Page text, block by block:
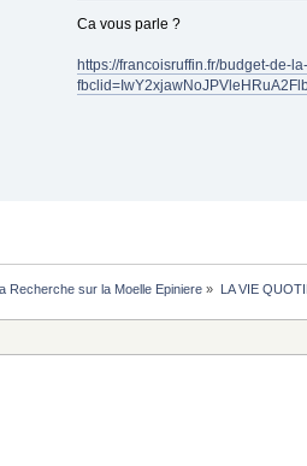
Ca vous parle ?
https://francoisruffin.fr/budget-de-
Recherche sur la Moelle Epiniere » LA VIE